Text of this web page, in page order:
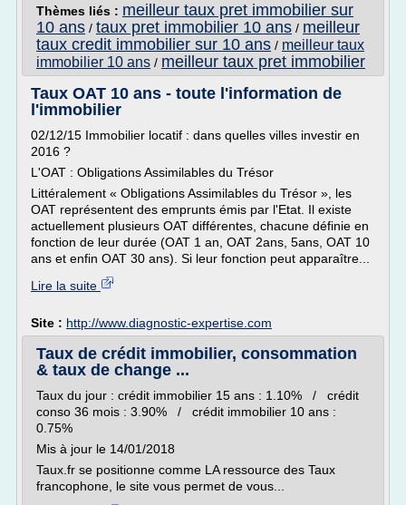
Thèmes liés : meilleur taux pret immobilier sur
10 ans / taux pret immobilier 10 ans / meilleur
taux credit immobilier sur 10 ans / meilleur taux
immobilier 10 ans / meilleur taux pret immobilier
Taux OAT 10 ans - toute l'information de
l'immobilier
02/12/15 Immobilier locatif : dans quelles villes investir en
2016 ?
L'OAT : Obligations Assimilables du Trésor
Littéralement « Obligations Assimilables du Trésor », les
OAT représentent des emprunts émis par l'Etat. Il existe
actuellement plusieurs OAT différentes, chacune définie en
fonction de leur durée (OAT 1 an, OAT 2ans, 5ans, OAT 10
ans et enfin OAT 30 ans). Si leur fonction peut apparaître...
Lire la suite
Site : http://www.diagnostic-expertise.com
Taux de crédit immobilier, consommation
& taux de change ...
Taux du jour : crédit immobilier 15 ans : 1.10% / crédit
conso 36 mois : 3.90% / crédit immobilier 10 ans :
0.75%
Mis à jour le 14/01/2018
Taux.fr se positionne comme LA ressource des Taux
francophone, le site vous permet de vous...